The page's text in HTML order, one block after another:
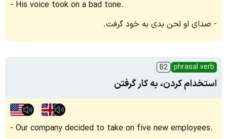
His voice took on a bad tone.
صدای او لحن بدی به خود گرفت.
phrasal verb
B2
استخدام کردن، به کار گرفتن
Our company decided to take on five new employees.